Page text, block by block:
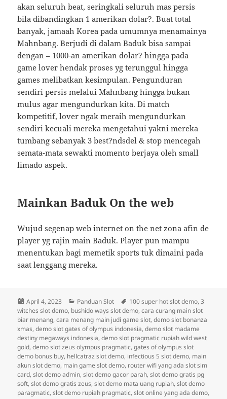
akan seluruh beat, seringkali seluruh mas persis
bila dibandingkan 1 amerikan dolar?. Buat total
banyak, jamaah Korea pada umumnya menamainya
Mahnbang. Berjudi di dalam Baduk bisa sampai
dengan – 1000-an amerikan dolar? hingga pada
game lover hendak proses yg terunggul hingga
games melibatkan kesimpulan. Pengunduran
sendiri persis melalui Mahnbang hingga bukan
mulus agar mengundurkan kita. Di match
kompetitif, lover ngak meraih mengundurkan
sendiri kecuali mereka mengetahui yakni mereka
tumbang sebanyak 3 best?ndsdel & stop mencegah
semata-mata sewakti momento berjaya oleh small
limado aspek.
Mainkan Baduk On the web
Wujud segenap web internet on the net zona afin de
player yg rajin main Baduk. Player pun mampu
menentukan bagi memetik sports tuk dimaini pada
saat lenggang mereka.
Diposkan
pada
April 4, 2023 Kategori
Panduan Slot Tag
100 super hot slot demo,3
witches slot demo, bushido ways slot demo,cara curang main slot
biar menang,cara menang main judi game slot,demo slot bonanza
xmas,demo slot gates of olympus indonesia,demo slot madame
destiny megaways indonesia,demo slot pragmatic rupiah wild west
gold,demo slot zeus olympus pragmatic,gates of olympus slot
demo bonus buy, hellcatraz slot demo, infectious 5 slot demo, main
akun slot demo, main game slot demo, router wifi yang ada slot sim
card,slot demo admin,slot demo gacor parah,slot demo gratis pg
soft,slot demo gratis zeus,slot demo mata uang rupiah,slot demo
paragmatic,slot demo rupiah pragmatic,slot online yang ada demo,